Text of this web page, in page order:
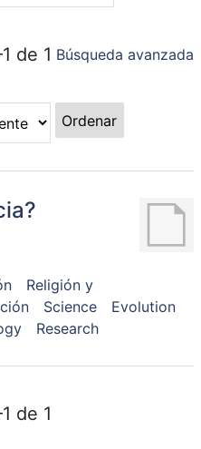
de 1 Búsqueda avanzada
Ordenar
Religión y
Science
Evolution
Research
de 1